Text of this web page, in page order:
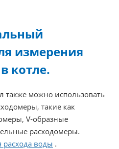
измерения
котле.
также можно использовать
такие как
V-образные
расходомеры.
воды .